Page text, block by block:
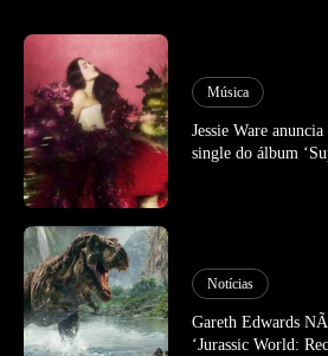
Música
Jessie Ware
single do álbum
Notícias
Gareth Edwards
‘Jurassic World: